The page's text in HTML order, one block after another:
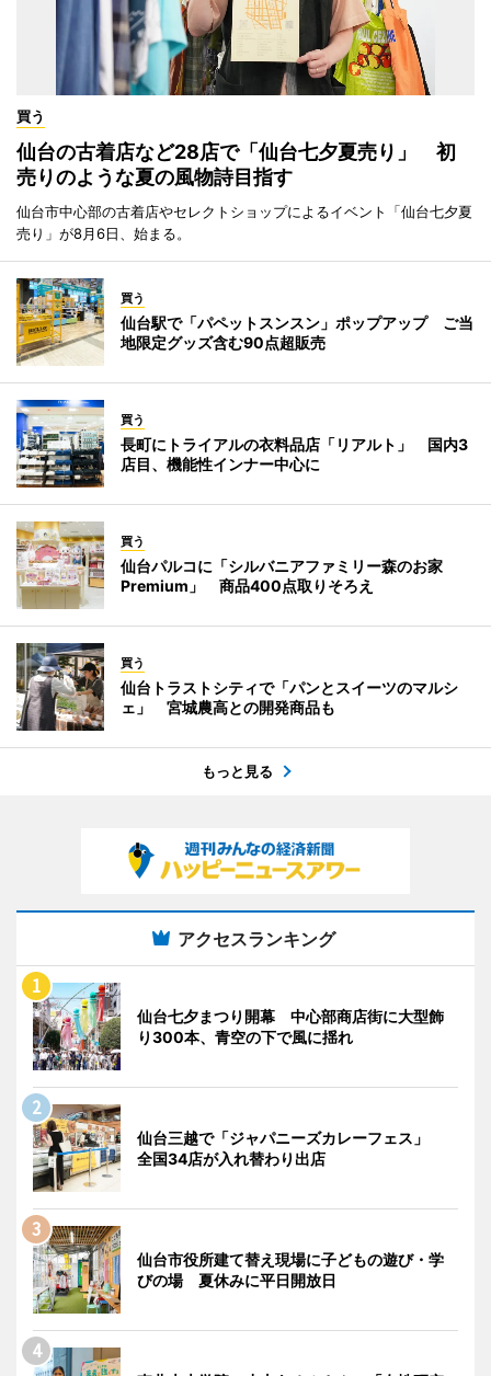
買う
仙台の古着店など28店で「仙台七夕夏売り」 初
売りのような夏の風物詩目指す
仙台市中心部の古着店やセレクトショップによるイベント「仙台七夕夏
売り」が8月6日、始まる。
買う
仙台駅で「パペットスンスン」ポップアップ ご当
地限定グッズ含む90点超販売
買う
長町にトライアルの衣料品店「リアルト」 国内3
店目、機能性インナー中心に
買う
仙台パルコに「シルバニアファミリー森のお家
Premium」 商品400点取りそろえ
買う
仙台トラストシティで「パンとスイーツのマルシ
ェ」 宮城農高との開発商品も
もっと見る
アクセスランキング
仙台七夕まつり開幕 中心部商店街に大型飾
り300本、青空の下で風に揺れ
仙台三越で「ジャパニーズカレーフェス」
全国34店が入れ替わり出店
仙台市役所建て替え現場に子どもの遊び・学
びの場 夏休みに平日開放日